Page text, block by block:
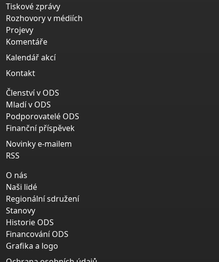
Tiskové zprávy
Rozhovory v médiích
Projevy
Komentáře
Kalendář akcí
Kontakt
Členství v ODS
Mladí v ODS
Podporovatelé ODS
Finanční příspěvek
Novinky e-mailem
RSS
O nás
Naši lidé
Regionální sdružení
Stanovy
Historie ODS
Financování ODS
Grafika a logo